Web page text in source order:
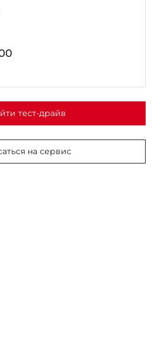
8
тест-драйв
на сервис